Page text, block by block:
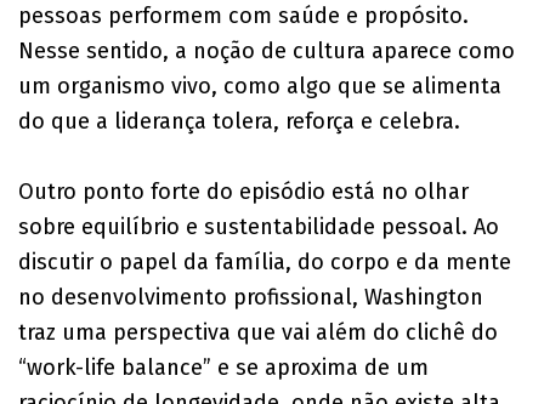
pessoas performem com saúde e propósito.
Nesse sentido, a noção de cultura aparece como
um organismo vivo, como algo que se alimenta
do que a liderança tolera, reforça e celebra.
Outro ponto forte do episódio está no olhar
sobre equilíbrio e sustentabilidade pessoal. Ao
discutir o papel da família, do corpo e da mente
no desenvolvimento profissional, Washington
traz uma perspectiva que vai além do clichê do
“work-life balance” e se aproxima de um